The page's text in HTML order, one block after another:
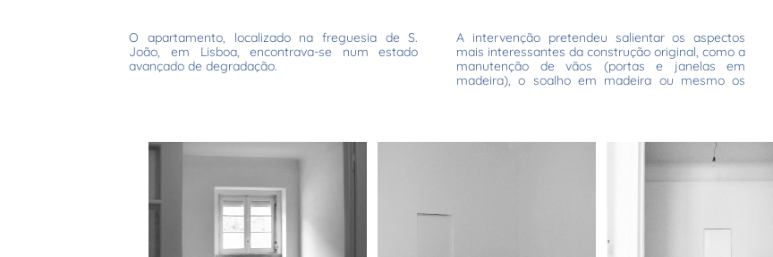
O apartamento, localizado na freguesia de S.
João, em Lisboa, encontrava-se num estado
avançado de degradação.
A intervenção pretendeu salientar os aspectos
mais interessantes da construção original, como a
manutenção de vãos (portas e janelas em
madeira), o soalho em madeira ou mesmo os
puxadores das portas, conjugando com alguns
espaços de características mais contemporâneas,